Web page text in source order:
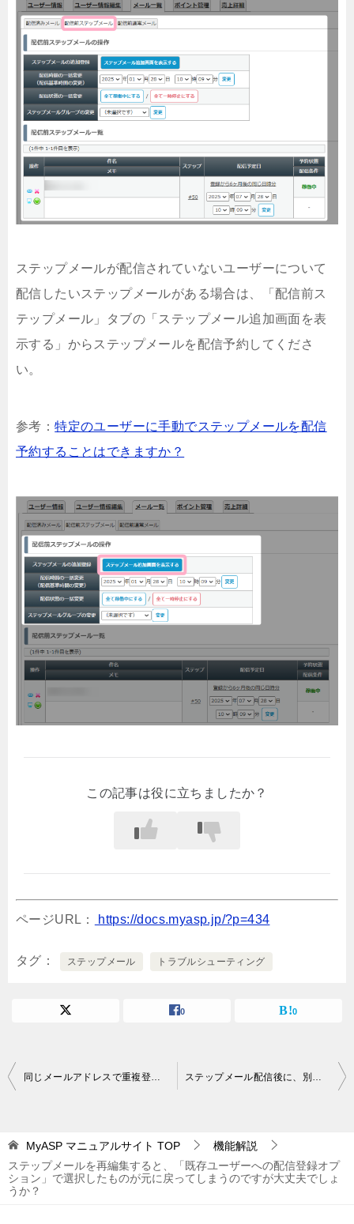
ステップメールが配信されていないユーザーについて
配信したいステップメールがある場合は、「配信前ス
テップメール」タブの「ステップメール追加画面を表
示する」からステップメールを配信予約してくださ
い。
参考：特定のユーザーに手動でステップメールを配信
予約することはできますか？
この記事は役に立ちましたか？
ページURL： https://docs.myasp.jp/?p=434
タグ ステップメール トラブルシューティング
0 0
投
ビ
ゲ
ー
同じメールアドレスで重複登録できるようにするにはどうしたらよいでしょうか？ ステップメール配信後に、別シナリオへユーザー移行する方法を教えてください。
MyASP マニュアルサイト TOP
機能解説
ステップメールを再編集すると、「既存ユーザーへの配信登録オプ
ション」で選択したものが元に戻ってしまうのですが大丈夫でしょ
うか？